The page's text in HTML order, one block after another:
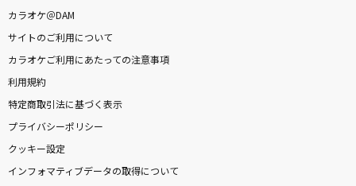
カラオケ＠DAM
サイトのご利用について
カラオケご利用にあたっての注意事項
利用規約
特定商取引法に基づく表示
プライバシーポリシー
クッキー設定
インフォマティブデータの取得について